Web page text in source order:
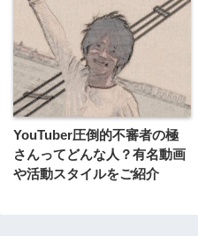
YouTuber圧倒的不審者の極
さんってどんな⼈？有名動画
や活動スタイルをご紹介